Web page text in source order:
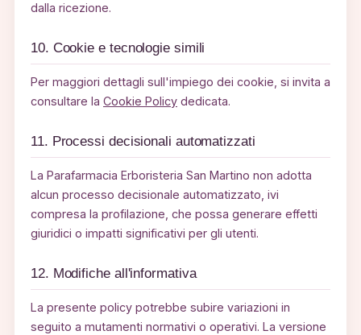
dalla ricezione.
10. Cookie e tecnologie simili
Per maggiori dettagli sull'impiego dei cookie, si invita a
consultare la Cookie Policy dedicata.
11. Processi decisionali automatizzati
La Parafarmacia Erboristeria San Martino non adotta
alcun processo decisionale automatizzato, ivi
compresa la profilazione, che possa generare effetti
giuridici o impatti significativi per gli utenti.
12. Modifiche all'informativa
La presente policy potrebbe subire variazioni in
seguito a mutamenti normativi o operativi. La versione